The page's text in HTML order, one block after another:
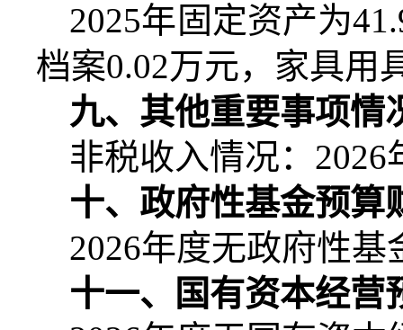
2025年固定资产为
档案0.02万元，家具用
九、其他重要事项情
非税收入情况： 2026
十、政府性基金预算
2026年度无政府性基
十一、国有资本经营